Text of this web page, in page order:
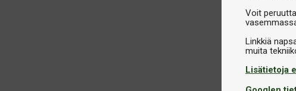
Voit
Linkkiä
Lisätietoja